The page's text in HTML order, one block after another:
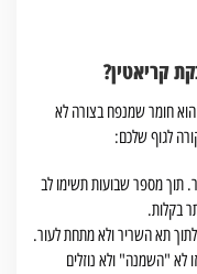
קריאטין?
חומר שמנפח בצורה לא
לגוף שלכם:
תוך מספר שבועות תשימו לב
בקלות.
תא השריר ולא מתחת לעור.
לא "השמנה" ולא נוזלים